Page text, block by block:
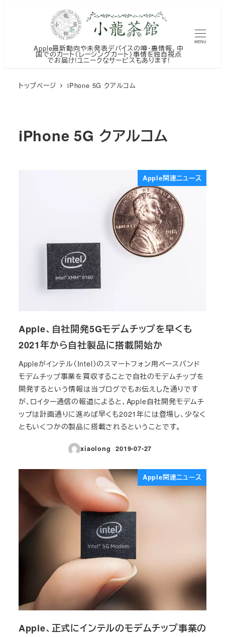
Apple最新動向や未発表デバイスの噂・裏情報、中
国でのカート（レーシングカート）事情を独自視点
でお届け!ユニークなサービスもあります!
MENU
トップページ iPhone 5G クアルコム
iPhone 5G クアルコム
Apple関連ニュース
Apple、自社開発5Gモデムチップを早くも
2021年から自社製品に搭載開始か
Appleがインテル（Intel）のスマートフォン用ベースバンド
モデムチップ事業を買収することで自社のモデムチップを
開発するという情報は当ブログでもお伝えした通りです
が、ロイター通信の報道によると、Apple自社開発モデムチ
ップは計画通りに進めば早くも2021年には登場し、少なく
ともいくつかの製品に搭載されるということです。
xiaolong
投稿日
2019-07-27
Apple関連ニュース
Apple、正式にインテルのモデムチップ事業の